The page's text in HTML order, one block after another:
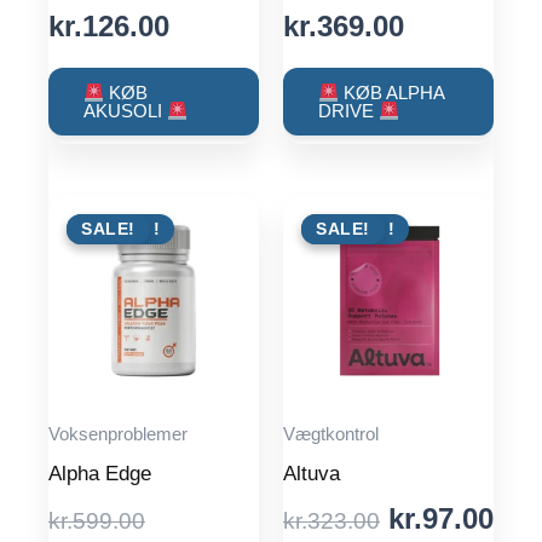
price
was:
kr.443.00.
kr.126.00Current
price
is:
kr.126.00.
KØB
AKUSOLI
price
was:
kr.599.00.
kr.369.00Current
price
is:
kr.369.00.
KØB ALPHA
DRIVE
TILBUD !
SALE!
Voksenproblemer
Alpha Edge
kr.599.00Original
TILBUD !
SALE!
Vægtkontrol
Altuva
kr.323.00 Original
kr.97.00